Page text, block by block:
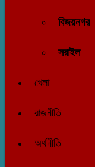
বিজয়নগর
সরাইল
খেলা
রাজনীতি
অর্থনীতি